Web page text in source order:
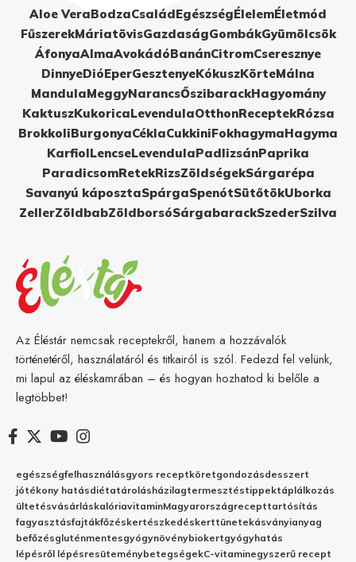
Aloe VeraBodzaCsaládEgészségÉlelemÉletmód
FűszerekMáriatövisGazdaságGombákGyümölcsök
ÁfonyaAlmaAvokádóBanánCitromCseresznye
DinnyeDióEperGesztenyeKókuszKörteMálna
MandulaMeggyNarancsŐszibarackHagyomány
KaktuszKukoricaLevendulaOtthonReceptekRózsa
BrokkoliBurgonyaCéklaCukkiniFokhagymaHagyma
KarfiolLencseLevendulaPadlizsánPaprika
ParadicsomRetekRizsZöldségekSárgarépa
Savanyú káposztaSpárgaSpenótSütőtökUborka
ZellerZöldbabZöldborsóSárgabarackSzederSzilva
Az Éléstár nemcsak receptekről, hanem a hozzávalók
történetéről, használatáról és titkairól is szól. Fedezd fel velünk,
mi lapul az éléskamrában – és hogyan hozhatod ki belőle a
legtöbbet!
egészségfelhasználásgyors receptköretgondozásdesszert
jótékony hatásdiétatárolásházilagtermesztéstippektáplálkozás
ültetésvásárláskalóriavitaminMagyarországrecepttartósítás
fagyasztásfajtákfőzéskertészkedéskerttünetekásványianyag
befőzésgluténmentesgyógynövénybiokertgyógyhatás
lépésről lépésresüteménybetegségekC-vitaminegyszerű recept